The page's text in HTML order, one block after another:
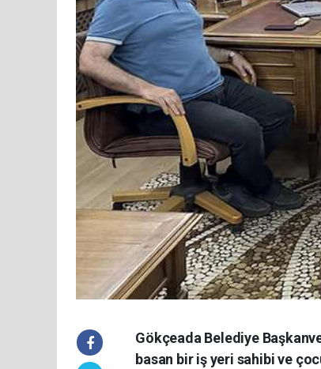
Gökçeada Belediye
basan bir iş yeri sahibi ve